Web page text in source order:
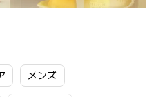
メンズ